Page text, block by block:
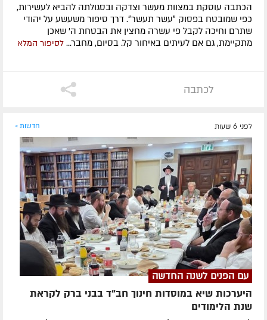
הכתבה עוסקת במצוות מעשר וצדקה ובסגולתה להביא לעשירות,
כפי שמובטח בפסוק ״עשר תעשר״. דרך סיפור משעשע על יהודי
שתרם וחיכה לקבל פי עשרה מחצין את הבטחת ה' שאכן
מתקיימת, גם אם לעיתים באיחור קל. בסיום, מחבר... לסיפור המלא
לכתבה
לפני 6 שעות חדשות »
עם הפנים לשנה החדשה
היערכות שיא במוסדות חינוך חב"ד בבני ברק לקראת
שנת הלימודים